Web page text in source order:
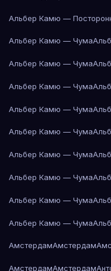
Альбер Камю —
Альбер Камю — Чума
Альбер Камю — Чума
Альбер Камю — Чума
Альбер Камю — Чума
Альбер Камю — Чума
Альбер Камю — Чума
Альбер Камю — Чума
Альбер Камю — Чума
Альбер Камю — Чума
АмстердамАмстердам
АмстердамАмстердам